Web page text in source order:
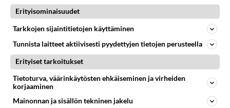
02.04.2013 11:38 8 408 0
Erityisominaisuudet
Tarkkojen sijaintitietojen käyttäminen
Tunnista laitteet aktiivisesti pyydettyjen tietojen perusteella
Erityiset tarkoitukset
Tietoturva, väärinkäytösten ehkäiseminen ja virheiden
korjaaminen
Mainonnan ja sisällön tekninen jakelu